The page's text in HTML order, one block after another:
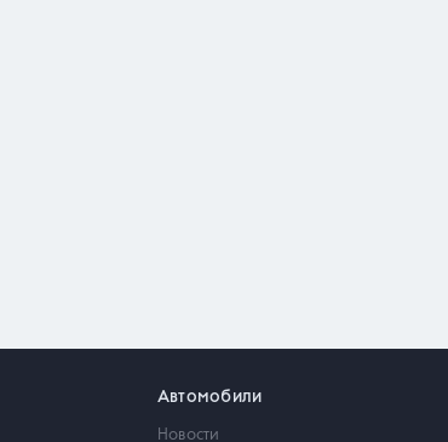
Автомобили
Новости